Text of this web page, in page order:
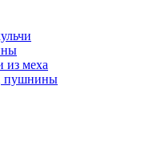
из меха
пушнины